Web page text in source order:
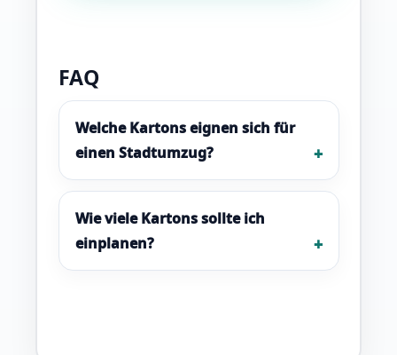
FAQ
Welche Kartons eignen sich für
einen Stadtumzug?
Wie viele Kartons sollte ich
einplanen?